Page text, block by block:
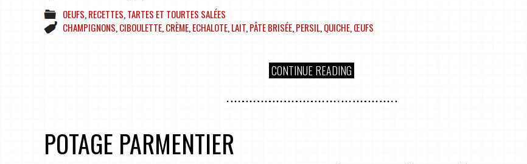
OEUFS,RECETTES,TARTES ET TOURTES SALÉES
CHAMPIGNONS,CIBOULETTE,CRÈME,ECHALOTE,LAIT,PÂTE BRISÉE,PERSIL,QUICHE,ŒUFS
CONTINUE READING
POTAGE PARMENTIER